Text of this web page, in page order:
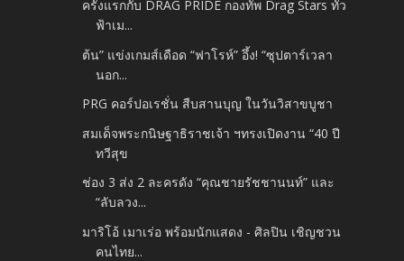
ครั้งแรกกับ DRAG PRIDE กองทัพ Drag Stars ทั่ว
ฟ้าเม...
ต้น” แข่งเกมส์เดือด “ฟาโรห์” อึ้ง! “ซุปตาร์เวลา
นอก...
PRG คอร์ปอเรชั่น สืบสานบุญ ในวันวิสาขบูชา
สมเด็จพระกนิษฐาธิราชเจ้า ฯทรงเปิดงาน “40 ปี
ทวีสุข
ช่อง 3 ส่ง 2 ละครดัง “คุณชายรัชชานนท์” และ
“ลับลวง...
มาริโอ้ เมาเร่อ พร้อมนักแสดง - ศิลปิน เชิญชวน
คนไทย...